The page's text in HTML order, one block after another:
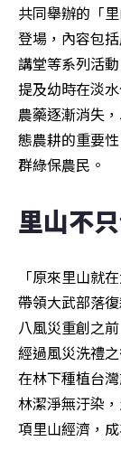
共同舉辦的「
登場，內容包
講堂等系列活
提及幼時在淡
農藥逐漸消失
態農耕的重要
群綠保農民。
里山不
「原來里山就
帶領大武部落
八風災重創之
經過風災洗禮
在林下種植台
林潔淨無汙染
項里山經濟，